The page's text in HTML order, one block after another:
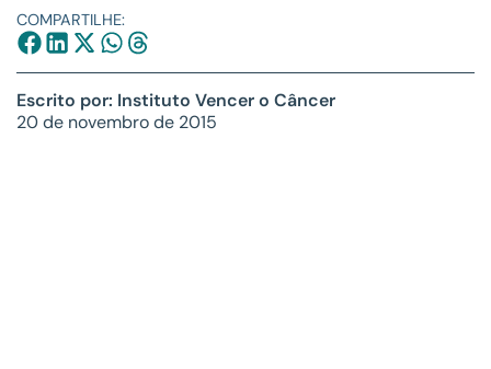
COMPARTILHE:
Escrito por: Instituto Vencer o Câncer
20 de novembro de 2015